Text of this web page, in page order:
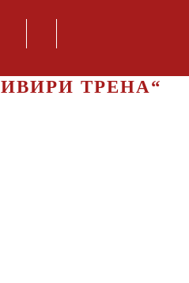
ТРЕНА“